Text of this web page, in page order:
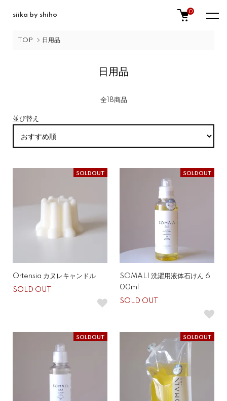
siika by shiho 0
TOP 日用品
日用品
全18商品
並び替え
SOLDOUT
Ortensia カヌレキャンドル
SOLD OUT
SOLDOUT
SOMALI 洗濯用液体石けん 6
00ml
SOLD OUT
SOLDOUT SOLDOUT